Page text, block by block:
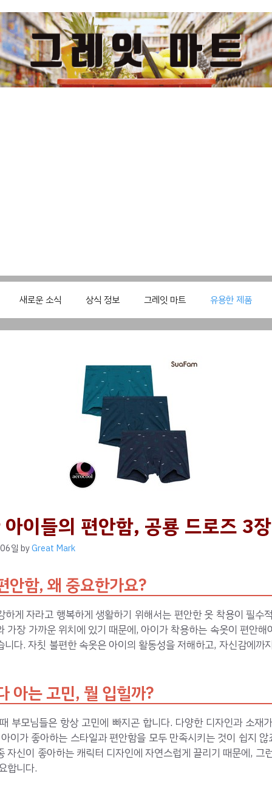
새로운 소식 상식 정보 그레잇 마트 유용한 제품
이들의 편안함, 공룡 드로즈 3
일 byGreat Mark
안함, 왜 중요한가요?
하게 자라고 행복하게 생활하기 위해서는 편안한 옷 착용이 필수
가장 가까운 위치에 있기 때문에, 아이가 착용하는 속옷이 편안해
니다. 자칫 불편한 속옷은 아이의 활동성을 저해하고, 자신감에까
아는 고민, 뭘 입힐까?
부모님들은 항상 고민에 빠지곤 합니다. 다양한 디자인과 소재
이가 좋아하는 스타일과 편안함을 모두 만족시키는 것이 쉽지
자신이 좋아하는 캐릭터 디자인에 자연스럽게 끌리기 때문에, 그
합니다.